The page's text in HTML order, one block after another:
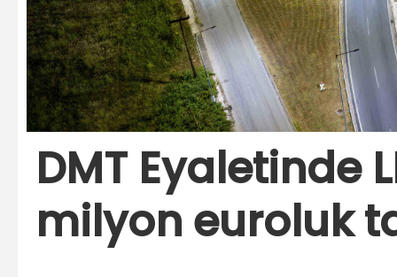
DMT Eyaletinde
milyon euroluk